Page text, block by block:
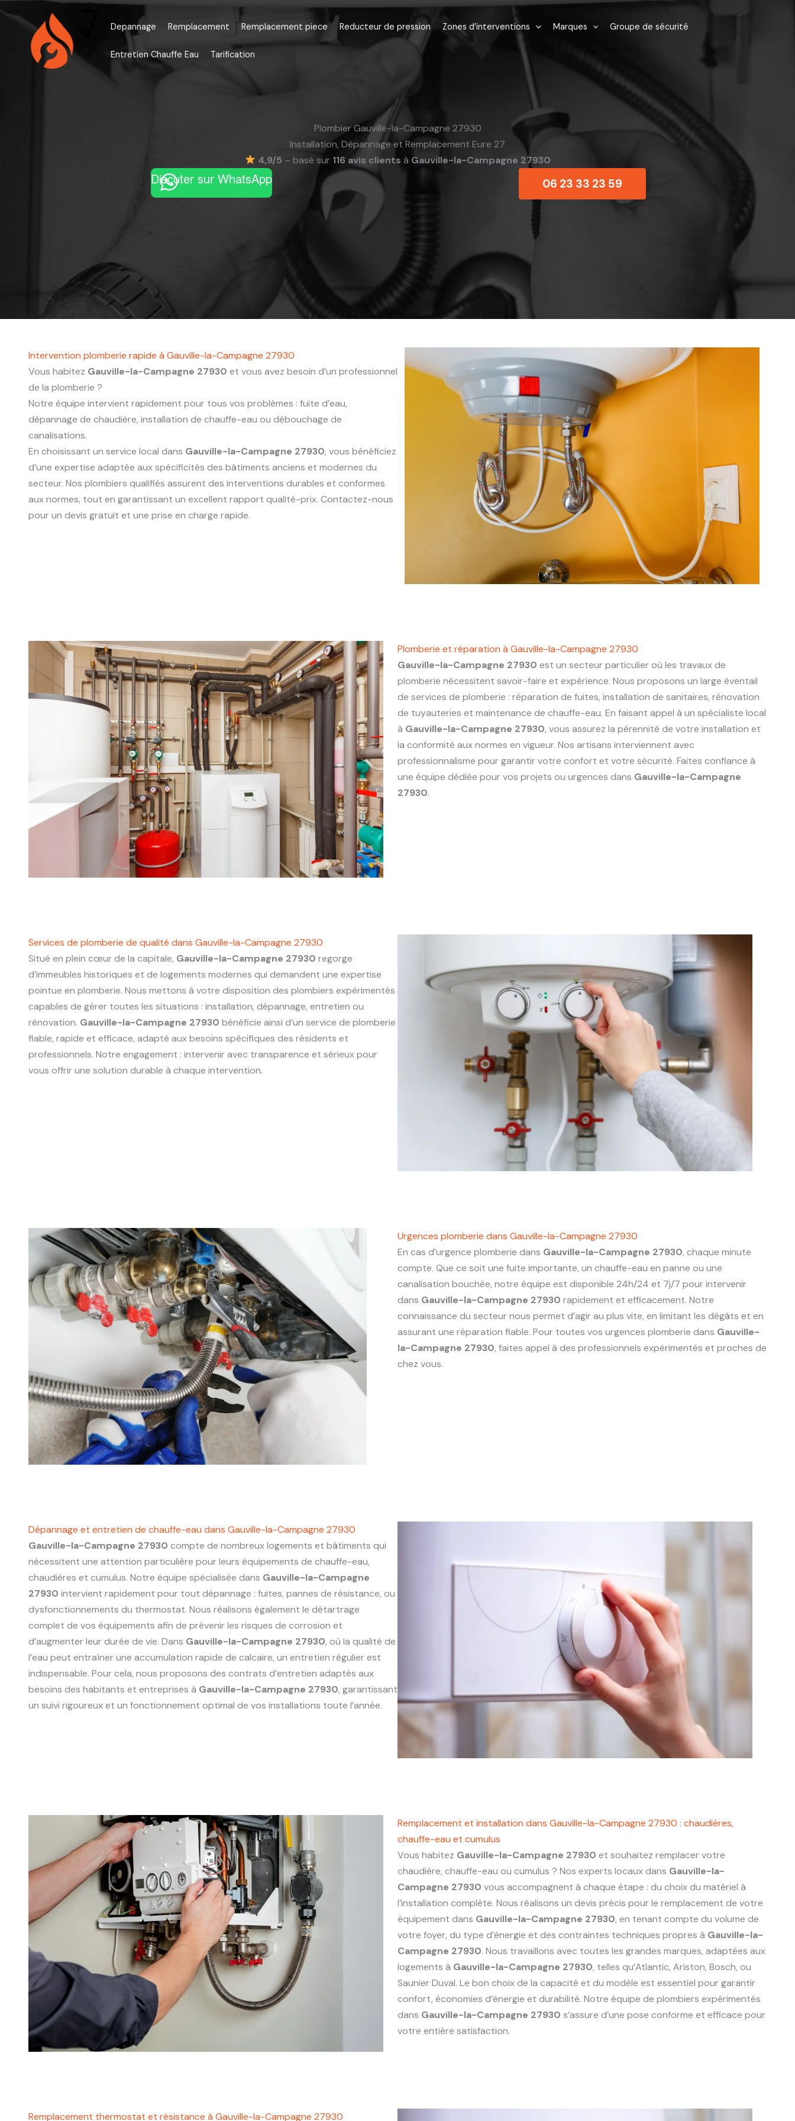
Aller
contenu
Depannage Remplacement Remplacement piece Reducteur de pression Zones d’interventions Marques Groupe de sécurité
Entretien Chauffe Eau Tarification
Plombier Gauville-la-Campagne 27930
Installation, Dépannage et Remplacement Eure 27
4,9/5 – basé sur 116 avis clients à Gauville-la-Campagne 27930
Discuter sur WhatsApp 06 23 33 23 59
Intervention plomberie rapide à Gauville-la-Campagne 27930
Vous habitez Gauville-la-Campagne 27930 et vous avez besoin d’un professionnel
de la plomberie ?
Notre équipe intervient rapidement pour tous vos problèmes : fuite d’eau,
dépannage de chaudière, installation de chauffe-eau ou débouchage de
canalisations.
En choisissant un service local dans Gauville-la-Campagne 27930, vous bénéficiez
d’une expertise adaptée aux spécificités des bâtiments anciens et modernes du
secteur. Nos plombiers qualifiés assurent des interventions durables et conformes
aux normes, tout en garantissant un excellent rapport qualité-prix. Contactez-nous
pour un devis gratuit et une prise en charge rapide.
Plomberie et réparation à Gauville-la-Campagne 27930
Gauville-la-Campagne 27930 est un secteur particulier où les travaux de
plomberie nécessitent savoir-faire et expérience. Nous proposons un large éventail
de services de plomberie : réparation de fuites, installation de sanitaires, rénovation
de tuyauteries et maintenance de chauffe-eau. En faisant appel à un spécialiste local
à Gauville-la-Campagne 27930, vous assurez la pérennité de votre installation et
la conformité aux normes en vigueur. Nos artisans interviennent avec
professionnalisme pour garantir votre confort et votre sécurité. Faites confiance à
une équipe dédiée pour vos projets ou urgences dans Gauville-la-Campagne
27930.
Services de plomberie de qualité dans Gauville-la-Campagne 27930
Situé en plein cœur de la capitale, Gauville-la-Campagne 27930 regorge
d’immeubles historiques et de logements modernes qui demandent une expertise
pointue en plomberie. Nous mettons à votre disposition des plombiers expérimentés
capables de gérer toutes les situations : installation, dépannage, entretien ou
rénovation. Gauville-la-Campagne 27930 bénéficie ainsi d’un service de plomberie
fiable, rapide et efficace, adapté aux besoins spécifiques des résidents et
professionnels. Notre engagement : intervenir avec transparence et sérieux pour
vous offrir une solution durable à chaque intervention.
Urgences plomberie dans Gauville-la-Campagne 27930
En cas d’urgence plomberie dans Gauville-la-Campagne 27930, chaque minute
compte. Que ce soit une fuite importante, un chauffe-eau en panne ou une
canalisation bouchée, notre équipe est disponible 24h/24 et 7j/7 pour intervenir
dans Gauville-la-Campagne 27930 rapidement et efficacement. Notre
connaissance du secteur nous permet d’agir au plus vite, en limitant les dégâts et en
assurant une réparation fiable. Pour toutes vos urgences plomberie dans Gauville-
la-Campagne 27930, faites appel à des professionnels expérimentés et proches de
chez vous.
Dépannage et entretien de chauffe-eau dans Gauville-la-Campagne 27930
Gauville-la-Campagne 27930 compte de nombreux logements et bâtiments qui
nécessitent une attention particulière pour leurs équipements de chauffe-eau,
chaudières et cumulus. Notre équipe spécialisée dans Gauville-la-Campagne
27930 intervient rapidement pour tout dépannage : fuites, pannes de résistance, ou
dysfonctionnements du thermostat. Nous réalisons également le détartrage
complet de vos équipements afin de prévenir les risques de corrosion et
d’augmenter leur durée de vie. Dans Gauville-la-Campagne 27930, où la qualité de
l’eau peut entraîner une accumulation rapide de calcaire, un entretien régulier est
indispensable. Pour cela, nous proposons des contrats d’entretien adaptés aux
besoins des habitants et entreprises à Gauville-la-Campagne 27930, garantissant
un suivi rigoureux et un fonctionnement optimal de vos installations toute l’année.
Remplacement et installation dans Gauville-la-Campagne 27930 : chaudières,
chauffe-eau et cumulus
Vous habitez Gauville-la-Campagne 27930 et souhaitez remplacer votre
chaudière, chauffe-eau ou cumulus ? Nos experts locaux dans Gauville-la-
Campagne 27930 vous accompagnent à chaque étape : du choix du matériel à
l’installation complète. Nous réalisons un devis précis pour le remplacement de votre
équipement dans Gauville-la-Campagne 27930, en tenant compte du volume de
votre foyer, du type d’énergie et des contraintes techniques propres à Gauville-la-
Campagne 27930. Nous travaillons avec toutes les grandes marques, adaptées aux
logements à Gauville-la-Campagne 27930, telles qu’Atlantic, Ariston, Bosch, ou
Saunier Duval. Le bon choix de la capacité et du modèle est essentiel pour garantir
confort, économies d’énergie et durabilité. Notre équipe de plombiers expérimentés
dans Gauville-la-Campagne 27930 s’assure d’une pose conforme et efficace pour
votre entière satisfaction.
Remplacement thermostat et résistance à Gauville-la-Campagne 27930